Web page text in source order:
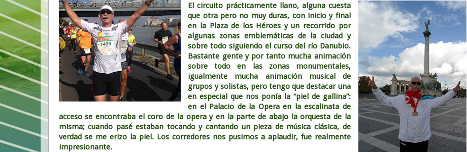
El circuito prácticamente llano, alguna cuesta
que otra pero no muy duras, con inicio y final
en la Plazade los Héroes y un recorrido por
algunas zonas emblemáticas de la ciudad y
sobre todo siguiendo el curso del río Danubio.
Bastante gente y por tanto mucha animación
sobre todo en las zonas monumentales,
igualmente mucha animación musical de
grupos y solistas, pero tengo que destacar una
en especial que nos ponía la “piel de gallina”:
en el Palacio de la Operaen la escalinata de
acceso se encontraba el coro de la opera y en la parte de abajo la orquesta de la
misma; cuando pasé estaban tocando y cantando un pieza de música clásica, de
verdad se me erizo la piel. Los corredores nos pusimos a aplaudir, fue realmente
impresionante.